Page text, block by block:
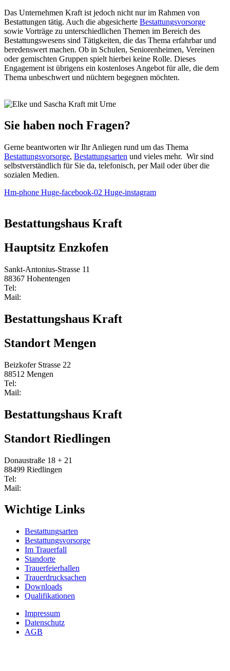
Das Unternehmen Kraft ist jedoch nicht nur im Rahmen von
Bestattungen tätig. Auch die abgesicherte Bestattungsvorsorge
sowie Vorträge zu unterschiedlichen Themen im Bereich des
Bestattungswesens sind Tätigkeiten, die das Thema erfahrbar und
beredenswert machen. Ob in Schulen, Seniorenheimen, Vereinen
oder gemischten Gruppen spielt hierbei keine Rolle. Dieses
Engagement ist übrigens ein kostenloses Angebot für alle, die dem
Thema unbeschwert und nüchtern begegnen möchten.
Sie haben noch Fragen?
Gerne beantworten wir Ihr Anliegen rund um das Thema
Bestattungsvorsorge, Bestattungsarten und vieles mehr. Wir sind
selbstverständlich für Sie da, telefonisch, per Mail oder über die
sozialen Medien.
Hm-phone Huge-facebook-02 Huge-instagram
Bestattungshaus Kraft
Hauptsitz Enzkofen
Sankt-Antonius-Strasse 11
88367 Hohentengen
Tel:
Mail:
Bestattungshaus Kraft
Standort Mengen
Beizkofer Strasse 22
88512 Mengen
Tel:
Mail:
Bestattungshaus Kraft
Standort Riedlingen
Donaustraße 18 + 21
88499 Riedlingen
Tel:
Mail:
Wichtige Links
Bestattungsarten
Bestattungsvorsorge
Im Trauerfall
Standorte
Trauerfeierhallen
Trauerdrucksachen
Downloads
Qualifikationen
Impressum
Datenschutz
AGB